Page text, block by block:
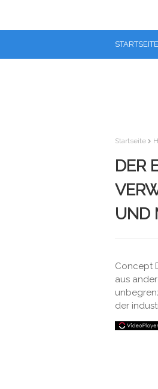
STARTSEITE
Startseite
DER
UND
Concept
aus
der